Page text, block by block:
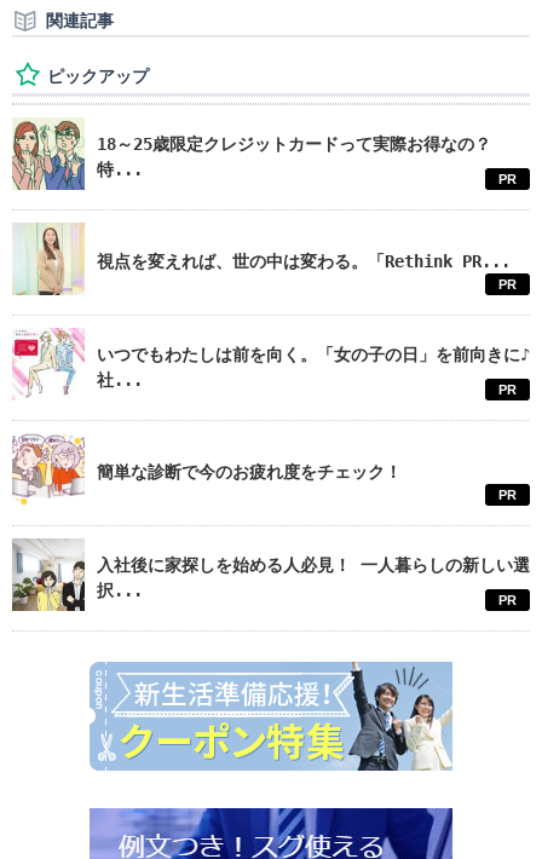
関連記事
ピックアップ
18～25歳限定クレジットカードって実際お得なの？
特...
PR
視点を変えれば、世の中は変わる。「Rethink PR...
PR
いつでもわたしは前を向く。「女の子の日」を前向きに♪
社...
PR
簡単な診断で今のお疲れ度をチェック！
PR
入社後に家探しを始める人必見！ 一人暮らしの新しい選
択...
PR